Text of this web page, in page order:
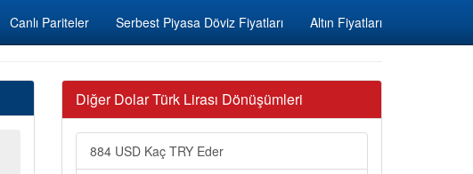
Canlı Pariteler Serbest Piyasa Döviz Fiyatları Altın Fiyatları
Diğer Dolar Türk Lirası Dönüşümleri
884 USD Kaç TRY Eder